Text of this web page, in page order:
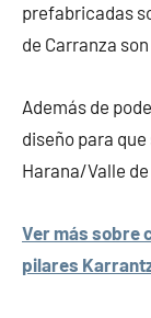
prefabricadas
de Carranza
Además de
diseño para
Harana/Valle
Ver más sobre
pilares